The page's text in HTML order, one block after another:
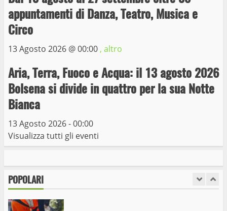
appuntamenti di Danza, Teatro, Musica e
Circo
13 Agosto 2026 @00:00 , altro
Aria, Terra, Fuoco e Acqua: il 13 agosto 2026
Bolsena si divide in quattro per la sua Notte
Bianca
13 Agosto 2026 - 00:00
Visualizza tutti gli eventi
POPOLARI
6
Trasporto pubblico locale, trasferimento
15 Giugno 2023
Giochi Sportivi Studenteschi di Atletica a
Viterbo
I Carabinieri arrestano due giovani per
stupefacenti